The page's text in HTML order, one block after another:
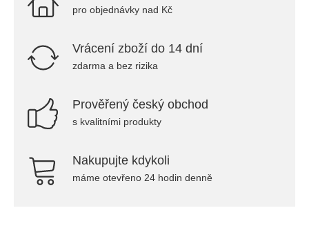
pro objednávky nad Kč
Vrácení zboží do 14 dní
zdarma a bez rizika
Prověřený český obchod
s kvalitními produkty
Nakupujte kdykoli
máme otevřeno 24 hodin denně